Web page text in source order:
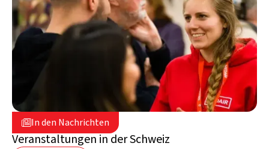
In den Nachrichten
11. März 2025
Schweiz
Veranstaltungen in der Schweiz